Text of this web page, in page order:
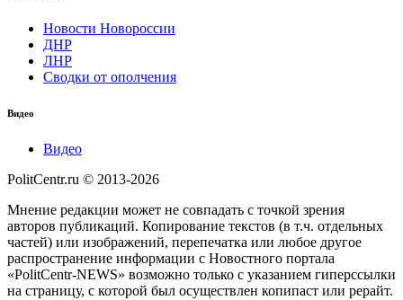
Новости Новороссии
ДНР
ЛНР
Сводки от ополчения
Видео
Видео
PolitCentr.ru © 2013-2026
Мнение редакции может не совпадать с точкой зрения
авторов публикаций. Копирование текстов (в т.ч. отдельных
частей) или изображений, перепечатка или любое другое
распространение информации с Новостного портала
«PolitCentr-NEWS» возможно только с указанием гиперссылки
на страницу, с которой был осуществлен копипаст или рерайт.